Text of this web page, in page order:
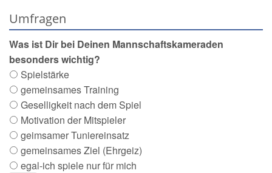
Umfragen
Was ist Dir bei Deinen Mannschaftskameraden
besonders wichtig?
Spielstärke
gemeinsames Training
Geselligkeit nach dem Spiel
Motivation der Mitspieler
geimsamer Tuniereinsatz
gemeinsames Ziel (Ehrgeiz)
egal-ich spiele nur für mich